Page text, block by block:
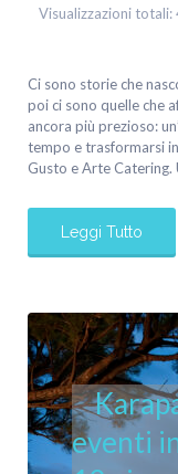
Visualizzazioni totali:
Ci sono storie che
poi ci sono quelle che
ancora più prezioso:
tempo e trasformarsi
Gusto e Arte Catering.
Leggi Tutto
eventi